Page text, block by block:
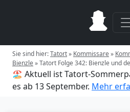
Sie sind hier:Tatort» Kommissare»
Bienzle»Tatort Folge 342: Bienzle und
🏖️ Aktuell ist Tatort-
es ab 13 September. Mehr